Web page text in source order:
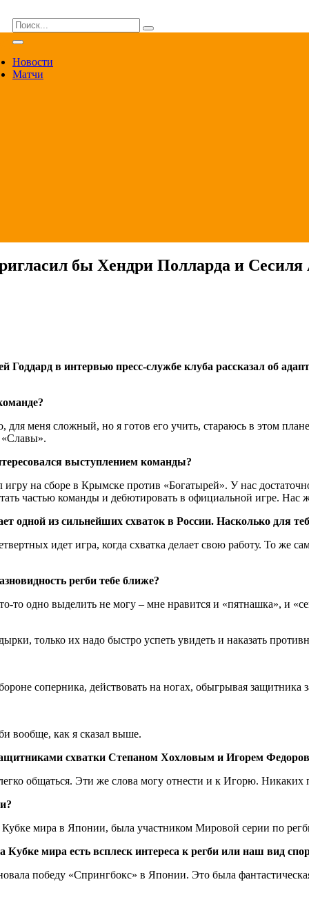
Новости
Матчи
бы Хендри Полларда и
в интервью пресс-службе клуба рассказал об
меня сложный, но я готов его учить, стараюсь в этом
«Славы».
выступлением команды?
на сборе в Крымске против «Богатырей». У нас
частью команды и дебютировать в официальной игре. Нас
одной из сильнейших схваток в России. Насколько для
идет игра, когда схватка делает свою работу. То же
регби тебе ближе?
одно выделить не могу – мне нравится и «пятнашка», и
только их надо быстро успеть увидеть и наказать
соперника, действовать на ногах, обыгрывая защитника
вообще, как я сказал выше.
схватки Степаном Хохловым и Игорем
общаться. Эти же слова могу отнести и к Игорю. Никаких
мира в Японии, была участником Мировой серии по
мира есть всплеск интереса к регби или наш вид
победу «Спрингбокс» в Японии. Это была